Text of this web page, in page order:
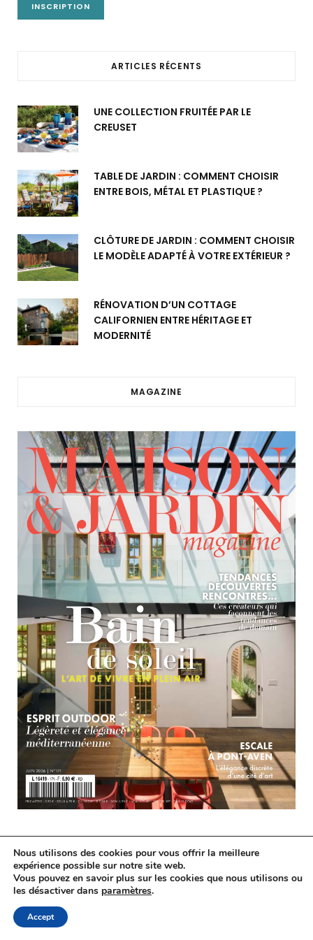
ARTICLES RÉCENTS
UNE COLLECTION FRUITÉE PAR LE
CREUSET
TABLE DE JARDIN : COMMENT CHOISIR
ENTRE BOIS, MÉTAL ET PLASTIQUE ?
CLÔTURE DE JARDIN : COMMENT CHOISIR
LE MODÈLE ADAPTÉ À VOTRE EXTÉRIEUR ?
RÉNOVATION D’UN COTTAGE
CALIFORNIEN ENTRE HÉRITAGE ET
MODERNITÉ
MAGAZINE
À PROPOS
Nous utilisons des cookies pour vous offrir la meilleure
expérience possible sur notre site web.
Vous pouvez en savoir plus sur les cookies que nous utilisons ou
les désactiver dans paramètres.
Accept